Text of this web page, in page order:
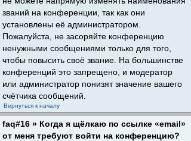
званий на конференции, так как они
установлены её администратором.
Пожалуйста, не засоряйте конференцию
ненужными сообщениями только для того,
чтобы повысить своё звание. На большинстве
конференций это запрещено, и модератор
или администратор понизят значение вашего
счётчика сообщений.
Вернуться к началу
faq#16 » Когда я щёлкаю по ссылке «email»
от меня требуют войти на конференцию?